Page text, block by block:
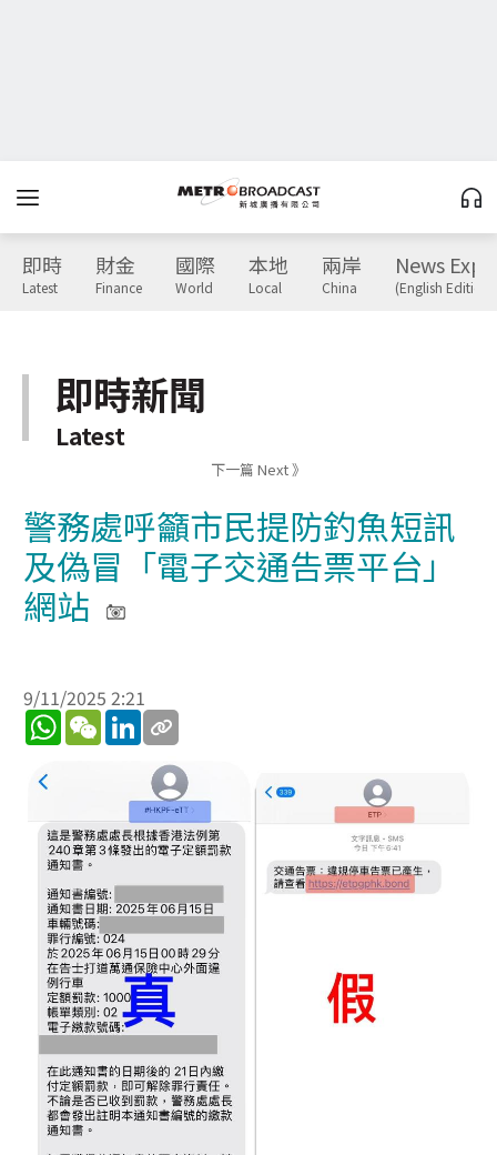
即時
Latest
財金
Finance
國際
World
本地
Local
兩岸
China
News
(English Edition)
即時新聞
Latest
下一篇 Next 》
警務處呼籲市民提防釣魚短訊
及偽冒「電子交通告票平台」
網站
9/11/2025 2:21
WhatsApp
WeChatLinkedIn